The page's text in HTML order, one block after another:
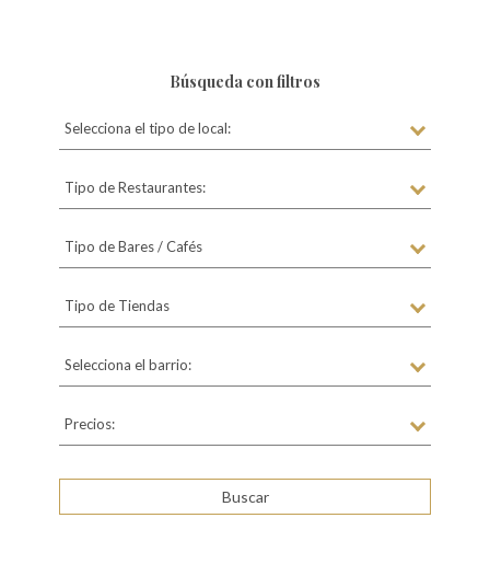
Búsqueda con filtros
Selecciona el tipo de local:
Tipo de Restaurantes:
Tipo de Bares / Cafés
Tipo de Tiendas
Selecciona el barrio:
Precios: